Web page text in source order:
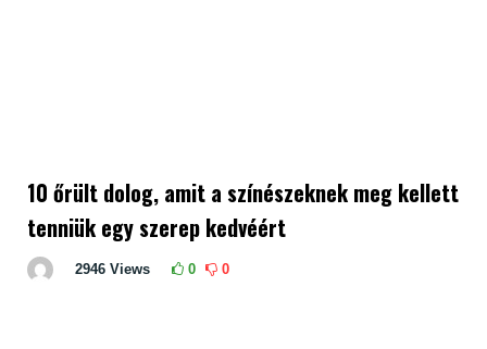
10 őrült dolog, amit a színészeknek meg kellett
tenniük egy szerep kedvéért
2946 Views 0 0